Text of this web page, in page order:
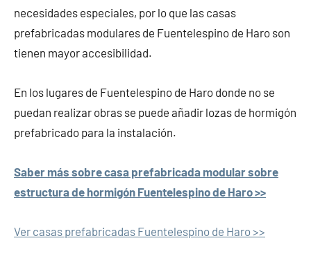
necesidades especiales, por lo que las casas
prefabricadas modulares de Fuentelespino de Haro son
tienen mayor accesibilidad.
En los lugares de Fuentelespino de Haro donde no se
puedan realizar obras se puede añadir lozas de hormigón
prefabricado para la instalación.
Saber más sobre casa prefabricada modular sobre
estructura de hormigón Fuentelespino de Haro >>
Ver casas prefabricadas Fuentelespino de Haro >>